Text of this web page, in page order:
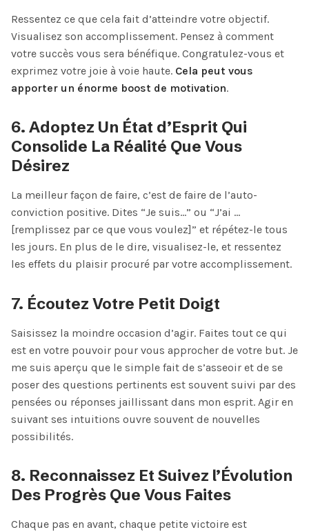
Ressentez ce que cela fait d’atteindre votre objectif.
Visualisez son accomplissement. Pensez à comment
votre succès vous sera bénéfique. Congratulez-vous et
exprimez votre joie à voie haute. Cela peut vous
apporter un énorme boost de motivation.
6. Adoptez Un État d’Esprit Qui
Consolide La Réalité Que Vous
Désirez
La meilleur façon de faire, c’est de faire de l’auto-
conviction positive. Dites “Je suis…” ou “J’ai …
[remplissez par ce que vous voulez]” et répétez-le tous
les jours. En plus de le dire, visualisez-le, et ressentez
les effets du plaisir procuré par votre accomplissement.
7. Écoutez Votre Petit Doigt
Saisissez la moindre occasion d’agir. Faites tout ce qui
est en votre pouvoir pour vous approcher de votre but. Je
me suis aperçu que le simple fait de s’asseoir et de se
poser des questions pertinents est souvent suivi par des
pensées ou réponses jaillissant dans mon esprit. Agir en
suivant ses intuitions ouvre souvent de nouvelles
possibilités.
8. Reconnaissez Et Suivez l’Évolution
Des Progrès Que Vous Faites
Chaque pas en avant, chaque petite victoire est